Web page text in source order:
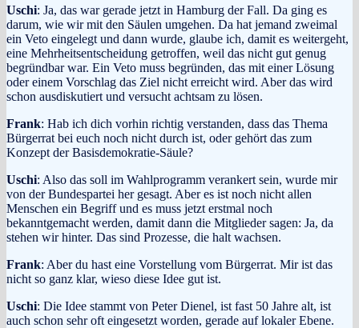
Uschi: Ja, das war gerade jetzt in Hamburg der Fall. Da ging es
darum, wie wir mit den Säulen umgehen. Da hat jemand zweimal
ein Veto eingelegt und dann wurde, glaube ich, damit es weitergeht,
eine Mehrheitsentscheidung getroffen, weil das nicht gut genug
begründbar war. Ein Veto muss begründen, das mit einer Lösung
oder einem Vorschlag das Ziel nicht erreicht wird. Aber das wird
schon ausdiskutiert und versucht achtsam zu lösen.
Frank: Hab ich dich vorhin richtig verstanden, dass das Thema
Bürgerrat bei euch noch nicht durch ist, oder gehört das zum
Konzept der Basisdemokratie-Säule?
Uschi: Also das soll im Wahlprogramm verankert sein, wurde mir
von der Bundespartei her gesagt. Aber es ist noch nicht allen
Menschen ein Begriff und es muss jetzt erstmal noch
bekanntgemacht werden, damit dann die Mitglieder sagen: Ja, da
stehen wir hinter. Das sind Prozesse, die halt wachsen.
Frank: Aber du hast eine Vorstellung vom Bürgerrat. Mir ist das
nicht so ganz klar, wieso diese Idee gut ist.
Uschi: Die Idee stammt von Peter Dienel, ist fast 50 Jahre alt, ist
auch schon sehr oft eingesetzt worden, gerade auf lokaler Ebene.